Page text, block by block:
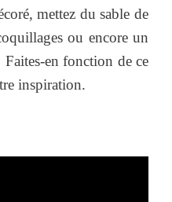
mettez du sable de
ou encore un
Faites-en fonction de ce
inspiration.